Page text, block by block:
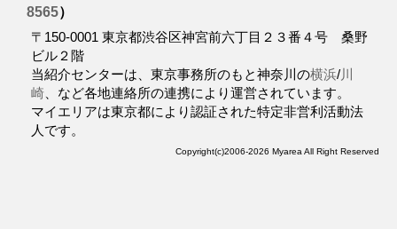
8565）
〒150-0001 東京都渋谷区神宮前六丁目２３番４号 桑野
ビル２階
当紹介センターは、東京事務所のもと神奈川の横浜/川
崎 、など各地連絡所の連携により運営されています。
マイエリアは東京都により認証された特定非営利活動法
人です。
Copyright(c)2006-2026 Myarea All Right Reserved